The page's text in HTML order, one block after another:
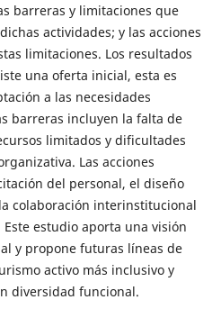
barreras y limitaciones que
actividades; y las acciones
limitaciones. Los resultados
una oferta inicial, esta es
a las necesidades
barreras incluyen la falta de
limitados y dificultades
Las acciones
del personal, el diseño
colaboración interinstitucional
estudio aporta una visión
y propone futuras líneas de
activo más inclusivo y
diversidad funcional.